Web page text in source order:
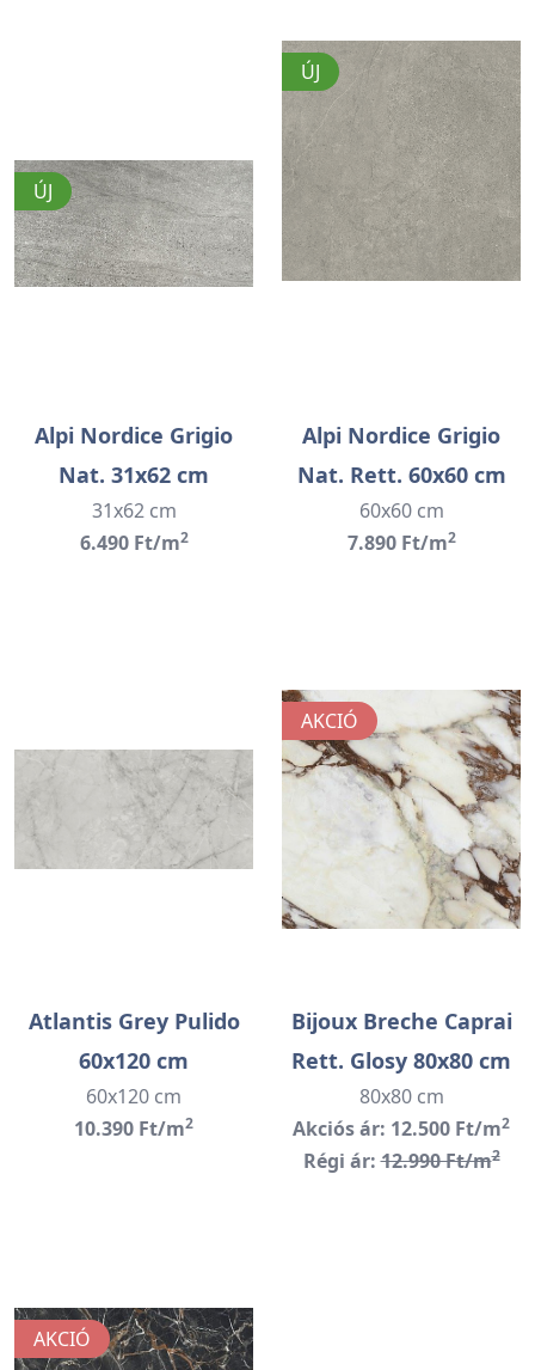
ÚJ
Alpi Nordice Grigio
Nat. 31x62 cm
31x62 cm
6.490 Ft/m2
ÚJ
Alpi Nordice Grigio
Nat. Rett. 60x60 cm
60x60 cm
7.890 Ft/m2
Atlantis Grey Pulido
60x120 cm
60x120 cm
10.390 Ft/m2
AKCIÓ
Bijoux Breche Caprai
Rett. Glosy 80x80 cm
80x80 cm
Akciós ár: 12.500 Ft/m2
Régi ár:12.990 Ft/m2
AKCIÓ